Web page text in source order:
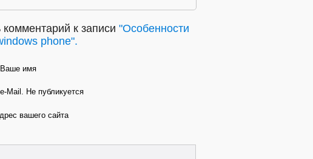
к записи "Особенности
phone".
имя
Mail. Не публикуется
вашего сайта